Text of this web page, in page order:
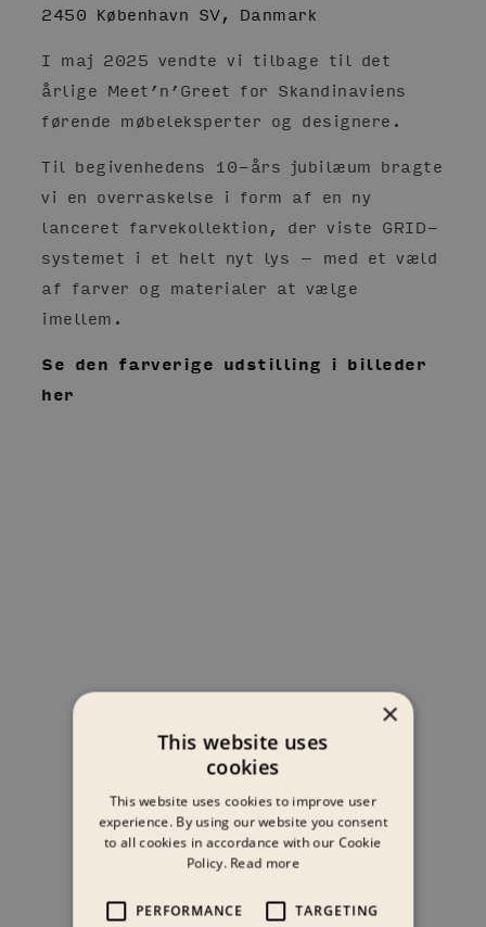
2450 København SV, Danmark
I maj 2025 vendte vi tilbage til det
årlige Meet’n’Greet for Skandinaviens
førende møbeleksperter og designere.
Til begivenhedens 10-års jubilæum bragte
vi en overraskelse i form af en ny
lanceret farvekollektion, der viste GRID-
systemet i et helt nyt lys – med et væld
af farver og materialer at vælge
imellem.
Se den farverige udstilling i billeder
her
×
This website uses
cookies
This website uses cookies to improve user
experience. By using our website you consent
to all cookies in accordance with our Cookie
Policy. Read more
PERFORMANCE TARGETING